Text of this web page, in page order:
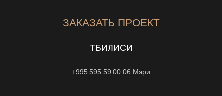
ЗАКАЗАТЬ ПРОЕКТ
ТБИЛИСИ
+995 595 59 00 06 Мэри